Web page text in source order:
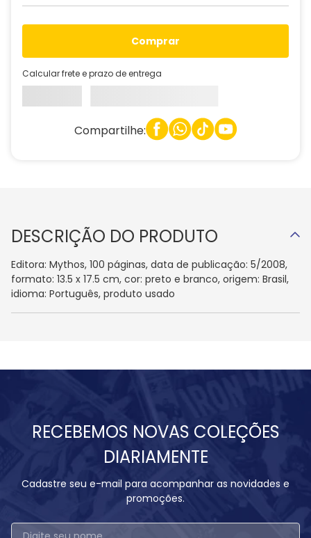
comprar
Calcular frete e prazo de entrega
Compartilhe:
DESCRIÇÃO DO PRODUTO
Editora: Mythos, 100 páginas, data de publicação: 5/2008,
formato: 13.5 x 17.5 cm, cor: preto e branco, origem: Brasil,
idioma: Português, produto usado
RECEBEMOS NOVAS COLEÇÕES
DIARIAMENTE
Cadastre seu e-mail para acompanhar as novidades e
promoções.